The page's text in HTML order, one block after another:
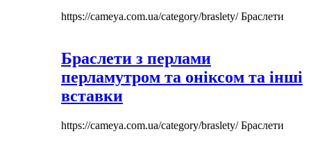
https://cameya.com.ua/category/braslety/Браслети
Браслети з перлами
перламутром та оніксом та інші
вставки
https://cameya.com.ua/category/braslety/Браслети